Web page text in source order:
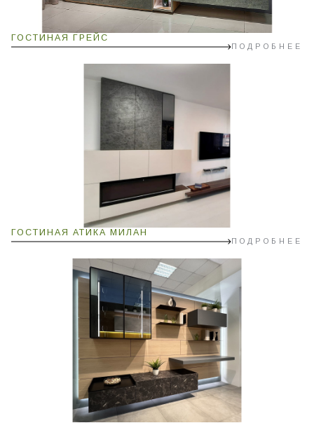
ГОСТИНАЯ ГРЕЙС
ПОДРОБНЕЕ
ГОСТИНАЯ АТИКА МИЛАН
ПОДРОБНЕЕ